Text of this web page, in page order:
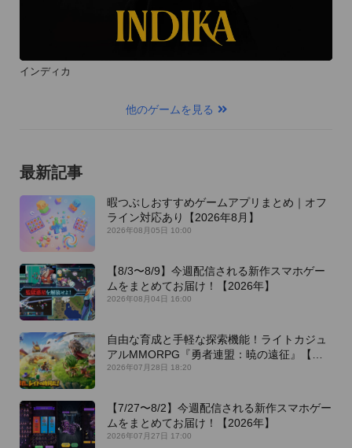
インディカ
他のゲームを見る
最新記事
暇つぶしおすすめゲームアプリまとめ｜オフ
ライン対応あり【2026年8月】
2026年08月05日 10:00
【8/3〜8/9】今週配信される新作スマホゲー
ムをまとめてお届け！【2026年】
2026年08月04日 16:00
自由な育成と手軽な探索機能！ライトカジュ
アルMMORPG『勇者連盟：暁の遠征』【最
新作PICKUP】
2026年07月28日 18:20
【7/27〜8/2】今週配信される新作スマホゲー
ムをまとめてお届け！【2026年】
2026年07月27日 17:00